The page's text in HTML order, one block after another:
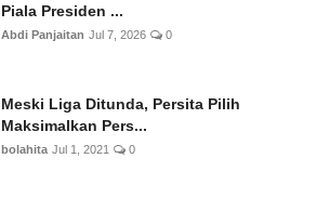
Piala Presiden ...
Abdi Panjaitan Jul 7, 2026 0
Meski Liga Ditunda, Persita Pilih
Maksimalkan Pers...
bolahita Jul 1, 2021 0